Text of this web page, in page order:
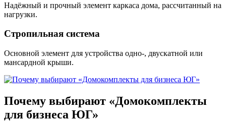
Надёжный и прочный элемент каркаса дома, рассчитанный на
нагрузки.
Стропильная система
Основной элемент для устройства одно-, двускатной или
мансардной крыши.
Почему выбирают «Домокомплекты
для бизнеса ЮГ»